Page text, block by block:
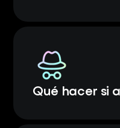
Qué hacer si